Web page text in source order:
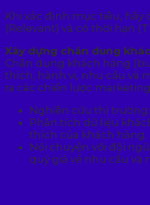
Khi xác định mục tiêu, hãy
(Relevant) và có thời hạn
Xây dựng chân dung
Chân dung khách hàng
thích, hành vi, nhu cầu và
ra các chiến lược
Nghiên cứu thị
Phân tích dữ liệu
thích của khách hàng.
Nói chuyện với đội
quý giá về nhu cầu và